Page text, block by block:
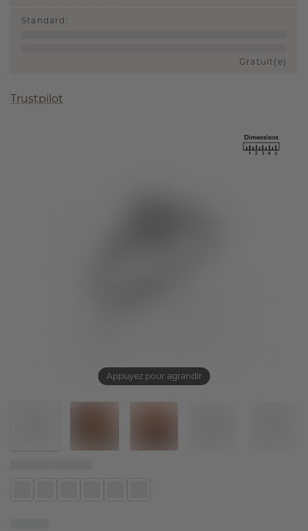
Appuyez pour agrandir
Standard :
Gratuit(e)
Trustpilot